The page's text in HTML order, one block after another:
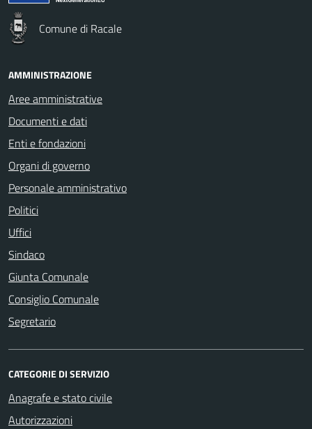
Comune di Racale
AMMINISTRAZIONE
Aree amministrative
Documenti e dati
Enti e fondazioni
Organi di governo
Personale amministrativo
Politici
Uffici
Sindaco
Giunta Comunale
Consiglio Comunale
Segretario
CATEGORIE DI SERVIZIO
Anagrafe e stato civile
Autorizzazioni